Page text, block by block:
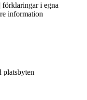
förklaringar i egna
information
platsbyten